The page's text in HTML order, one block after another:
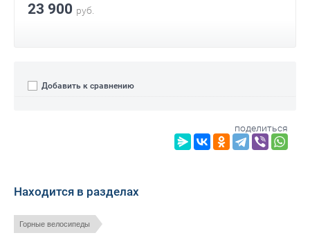
23 900 руб.
Добавить к сравнению
поделиться
Находится в разделах
Горные велосипеды